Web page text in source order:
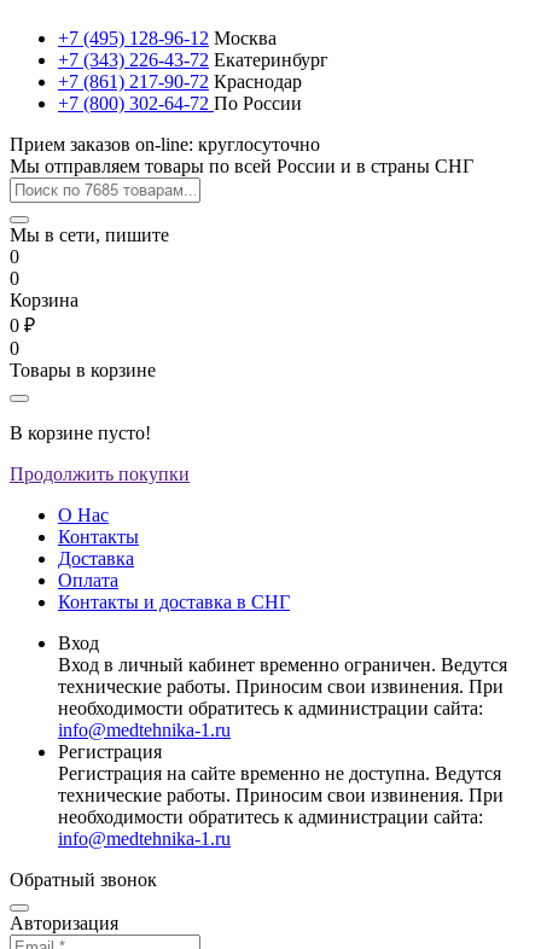
+7 (495) 128-96-12 Москва
+7 (343) 226-43-72 Екатеринбург
+7 (861) 217-90-72 Краснодар
+7 (800) 302-64-72 По России
Прием заказов on-line: круглосуточно
Мы отправляем товары по всей России и в страны СНГ
Мы в сети, пишите
0
0
Корзина
0 ₽
0
Товары в корзине
В корзине пусто!
Продолжить покупки
О Нас
Контакты
Доставка
Оплата
Контакты и доставка в СНГ
Вход
Вход в личный кабинет временно ограничен. Ведутся
технические работы. Приносим свои извинения. При
необходимости обратитесь к администрации сайта:
info@medtehnika-1.ru
Регистрация
Регистрация на сайте временно не доступна. Ведутся
технические работы. Приносим свои извинения. При
необходимости обратитесь к администрации сайта:
info@medtehnika-1.ru
Обратный звонок
Авторизация